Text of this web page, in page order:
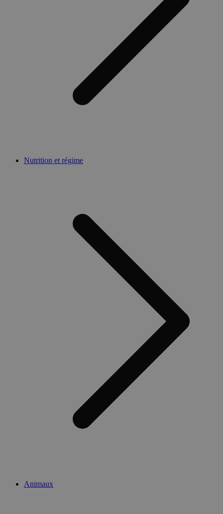
Nutrition et régime
Animaux